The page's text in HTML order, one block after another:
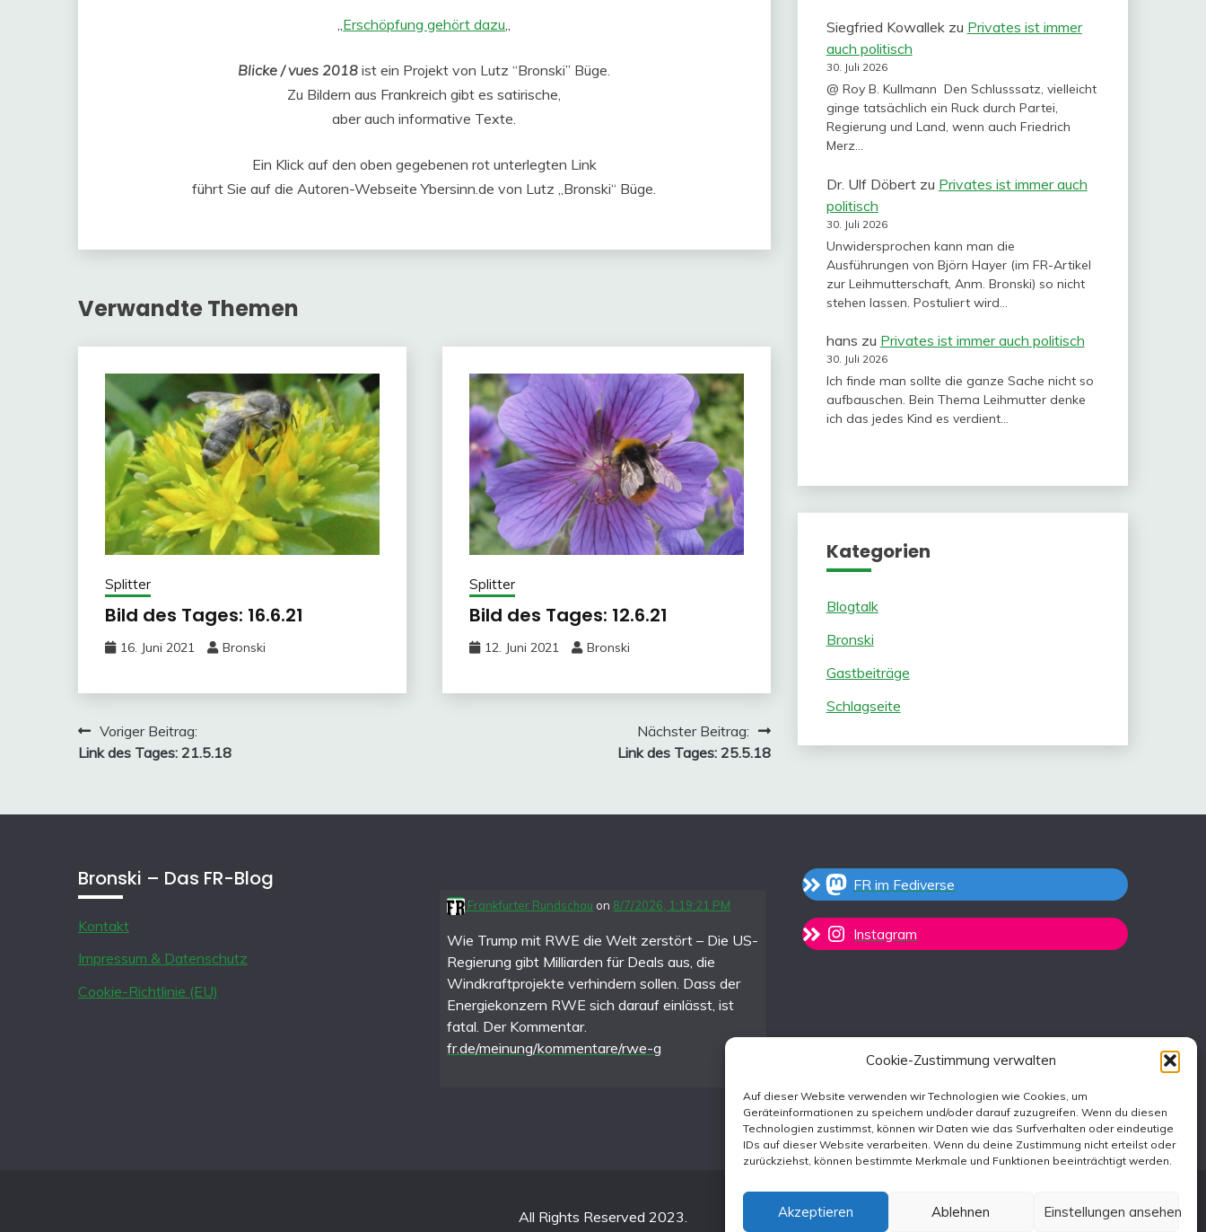
Cookie-Zustimmung verwalten
Auf dieser Website verwenden wir Technologien wie Cookies, um
Geräteinformationen zu speichern und/oder darauf zuzugreifen. Wenn du diesen
Technologien zustimmst, können wir Daten wie das Surfverhalten oder eindeutige
IDs auf dieser Website verarbeiten. Wenn du deine Zustimmung nicht erteilst oder
zurückziehst, können bestimmte Merkmale und Funktionen beeinträchtigt werden.
Akzeptieren Ablehnen Einstellungen ansehen
Erschöpfung gehört dazu
Blicke / vues 2018 ist ein Projekt von Lutz “Bronski” Büge.
Zu Bildern aus Frankreich gibt es satirische,
aber auch informative Texte.
Ein Klick auf den oben gegebenen rot unterlegten Link
führt Sie auf die Autoren-Webseite Ybersinn.de von Lutz „Bronski“ Büge.
Verwandte Themen
Splitter
Bild des Tages: 16.6.21
16. Juni 2021 Bronski
Splitter
Bild des Tages: 12.6.21
12. Juni 2021 Bronski
Beitragsnavigation
Voriger Beitrag:
Link des Tages: 21.5.18
Nächster Beitrag:
Link des Tages: 25.5.18
Siegfried Kowallekzu Privates ist immer
auch politisch
30. Juli 2026
@ Roy B. Kullmann Den Schlusssatz, vielleicht
ginge tatsächlich ein Ruck durch Partei,
Regierung und Land, wenn auch Friedrich
Merz…
Dr. Ulf Döbertzu Privates ist immer auch
politisch
30. Juli 2026
Unwidersprochen kann man die
Ausführungen von Björn Hayer (im FR-Artikel
zur Leihmutterschaft, Anm. Bronski) so nicht
stehen lassen. Postuliert wird…
hans zu Privates ist immer auch politisch
30. Juli 2026
Ich finde man sollte die ganze Sache nicht so
aufbauschen. Bein Thema Leihmutter denke
ich das jedes Kind es verdient…
Kategorien
Blogtalk
Bronski
Gastbeiträge
Schlagseite
Bronski – Das FR-Blog
Kontakt
Impressum & Datenschutz
Cookie-Richtlinie (EU)
Frankfurter Rundschau on 8/7/2026, 1:19:21 PM
Wie Trump mit RWE die Welt zerstört – Die US-
Regierung gibt Milliarden für Deals aus, die
Windkraftprojekte verhindern sollen. Dass der
Energiekonzern RWE sich darauf einlässt, ist
fatal. Der Kommentar.
fr.de/meinung/kommentare/rwe-g
FR im Fediverse
Instagram
All Rights Reserved 2023.